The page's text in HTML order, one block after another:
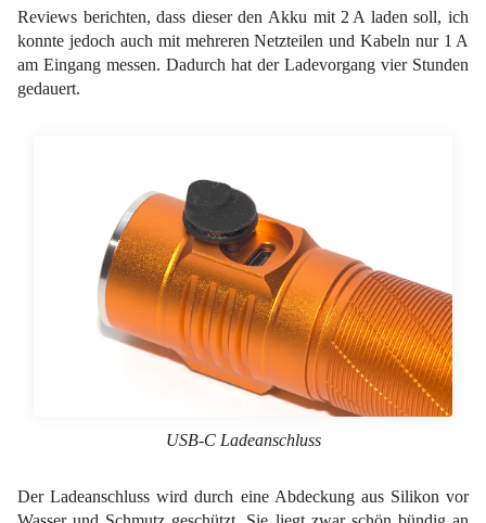
Reviews berichten, dass dieser den Akku mit 2 A laden soll, ich
konnte jedoch auch mit mehreren Netzteilen und Kabeln nur 1 A
am Eingang messen. Dadurch hat der Ladevorgang vier Stunden
gedauert.
USB-C Ladeanschluss
Der Ladeanschluss wird durch eine Abdeckung aus Silikon vor